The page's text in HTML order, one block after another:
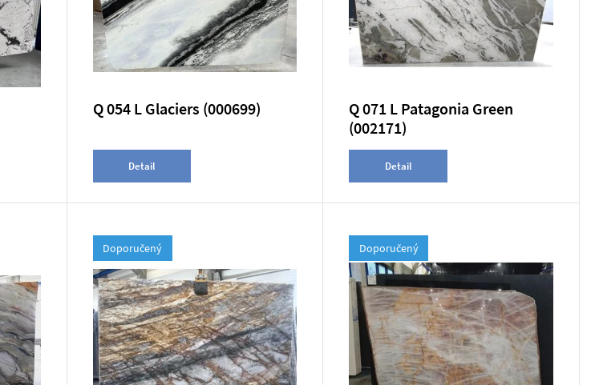
Q 054 L Glaciers (000699)
Detail
Q 071 L Patagonia Green
(002171)
Detail
Doporučený Doporučený